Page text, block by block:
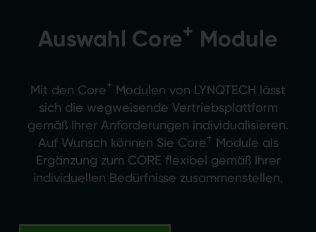
Auswahl Core+ Module
Mit den Core+ Modulen von LYNQTECH lässt
sich die wegweisende Vertriebsplattform
gemäß Ihrer Anforderungen individualisieren.
Auf Wunsch können Sie Core+ Module als
Ergänzung zum CORE flexibel gemäß Ihrer
individuellen Bedürfnisse zusammenstellen.